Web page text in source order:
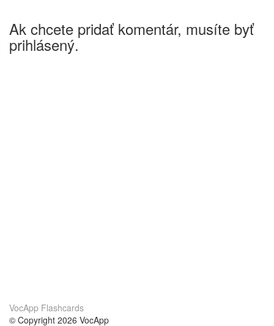
Ak chcete pridať komentár, musíte byť
prihlásený.
VocApp Flashcards
© Copyright 2026 VocApp